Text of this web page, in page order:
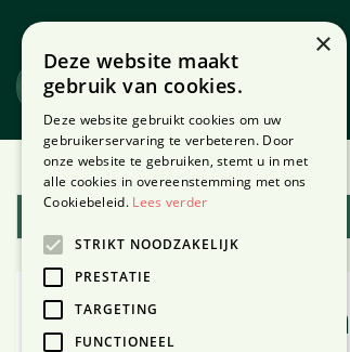
naar
content
Home Plantengids
Website Webshop
Schildpadbloem
×
Deze website maakt
gebruik van cookies.
Deze website gebruikt cookies om uw
gebruikerservaring te verbeteren. Door
onze website te gebruiken, stemt u in met
alle cookies in overeenstemming met ons
Cookiebeleid. Lees verder
STRIKT NOODZAKELIJK
PRESTATIE
TARGETING
FUNCTIONEEL